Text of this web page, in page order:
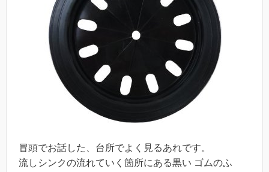
冒頭でお話した、台所でよく見るあれです。
流しシンクの流れていく箇所にある黒い ゴムのふ